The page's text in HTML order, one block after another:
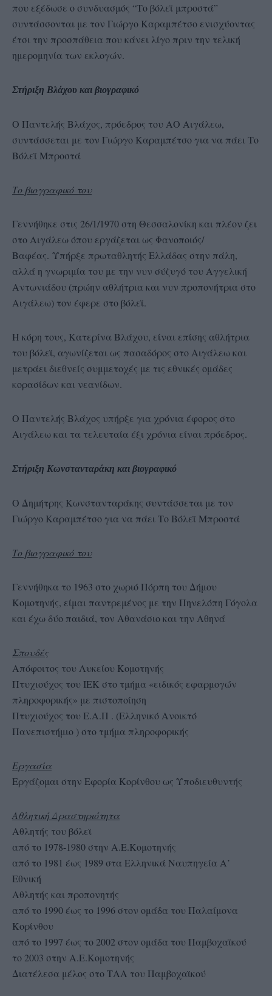
που εξέδωσε ο συνδυασμός “Το βόλεϊ μπροστά”
συντάσσονται με τον Γιώργο Καραμπέτσο ενισχύοντας
έτσι την προσπάθεια που κάνει λίγο πριν την τελική
ημερομηνία των εκλογών.
Στήριξη Βλάχου και βιογραφικό
Ο Παντελής Βλάχος, πρόεδρος του ΑΟ Αιγάλεω,
συντάσσεται με τον Γιώργο Καραμπέτσο για να πάει Το
Βόλεϊ Μπροστά
Το βιογραφικό του
Γεννήθηκε στις 26/1/1970 στη Θεσσαλονίκη και πλέον ζει
στο Αιγάλεω όπου εργάζεται ως Φανοποιός/
Βαφέας. Υπήρξε πρωταθλητής Ελλάδας στην πάλη,
αλλά η γνωριμία του με την νυν σύζυγό του Αγγελική
Αντωνιάδου (πρώην αθλήτρια και νυν προπονήτρια στο
Αιγάλεω) τον έφερε στο βόλεϊ.
Η κόρη τους, Κατερίνα Βλάχου, είναι επίσης αθλήτρια
του βόλεϊ, αγωνίζεται ως πασαδόρος στο Αιγάλεω και
μετράει διεθνείς συμμετοχές με τις εθνικές ομάδες
κορασίδων και νεανίδων.
Ο Παντελής Βλάχος υπήρξε για χρόνια έφορος στο
Αιγάλεω και τα τελευταία έξι χρόνια είναι πρόεδρος.
Στήριξη Κωνστανταράκη και βιογραφικό
O Δημήτρης Κωνστανταράκης συντάσσεται με τον
Γιώργο Καραμπέτσο για να πάει Το Βόλεϊ Μπροστά
Το βιογραφικό του
Γεννήθηκα το 1963 στο χωριό Πόρπη του Δήμου
Κομοτηνής, είμαι παντρεμένος με την Πηνελόπη Γόγολα
και έχω δύο παιδιά, τον Αθανάσιο και την Αθηνά
Σπουδές
Απόφοιτος του Λυκείου Κομοτηνής
Πτυχιούχος του ΙΕΚ στο τμήμα «ειδικός εφαρμογών
πληροφορικής» με πιστοποίηση
Πτυχιούχος του Ε.Α.Π . (Ελληνικό Ανοικτό
Πανεπιστήμιο ) στο τμήμα πληροφορικής
Εργασία
Εργάζομαι στην Εφορία Κορίνθου ως Υποδιευθυντής
Αθλητική Δραστηριότητα
Αθλητής του βόλεϊ
από το 1978-1980 στην Α.Ε.Κομοτηνής
από το 1981 έως 1989 στα Ελληνικά Ναυπηγεία Α’
Εθνική
Αθλητής και προπονητής
από το 1990 έως το 1996 στον ομάδα του Παλαίμονα
Κορίνθου
από το 1997 έως το 2002 στον ομάδα του Παμβοχαϊκού
το 2003 στην Α.Ε.Κομοτηνής
Διατέλεσα μέλος στο ΤΑΑ του Παμβοχαϊκού